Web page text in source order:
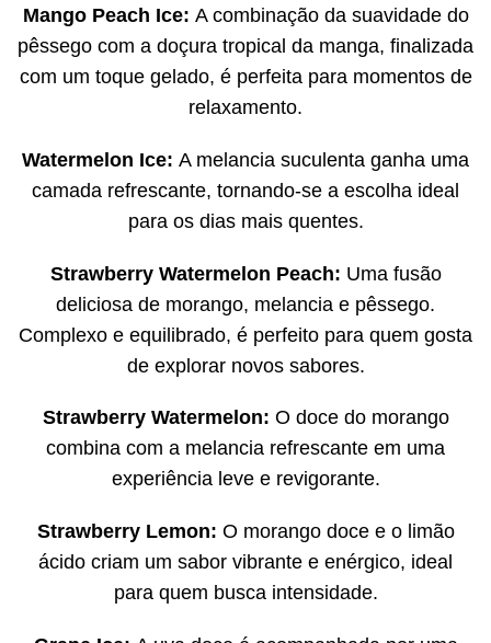
Mango Peach Ice: A combinação da suavidade do
pêssego com a doçura tropical da manga, finalizada
com um toque gelado, é perfeita para momentos de
relaxamento.
Watermelon Ice: A melancia suculenta ganha uma
camada refrescante, tornando-se a escolha ideal
para os dias mais quentes.
Strawberry Watermelon Peach: Uma fusão
deliciosa de morango, melancia e pêssego.
Complexo e equilibrado, é perfeito para quem gosta
de explorar novos sabores.
Strawberry Watermelon: O doce do morango
combina com a melancia refrescante em uma
experiência leve e revigorante.
Strawberry Lemon: O morango doce e o limão
ácido criam um sabor vibrante e enérgico, ideal
para quem busca intensidade.